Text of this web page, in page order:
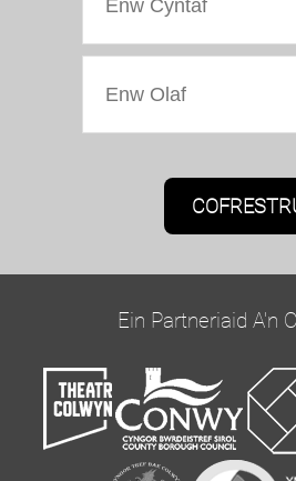
Caniatâd Marchnata
Bydd Oriel Colwyn yn
Cadarnhewch yr hoffech
bost trwy dicio'r
Ebost
Ein Partneriaid A'n